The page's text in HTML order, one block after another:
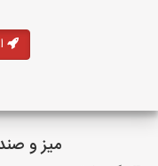
میز و